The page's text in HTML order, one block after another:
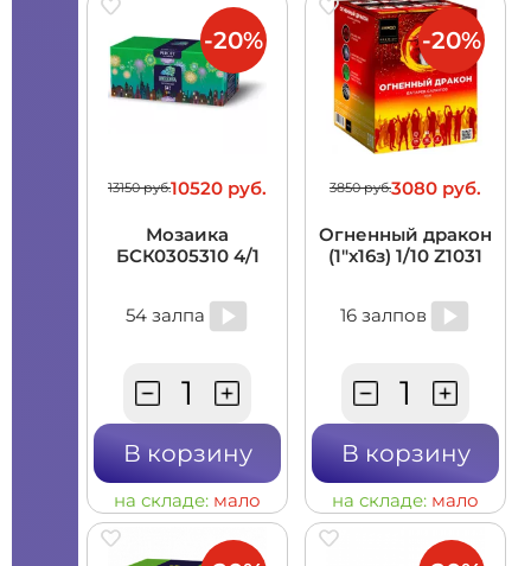
13150 руб.10520 руб.
Мозаика
БСК0305310 4/1
54 залпа
В корзину
на складе: мало
-20%
3850 руб.3080 руб.
Огненный дракон
(1"х16з) 1/10 Z1031
16 залпов
В корзину
на складе: мало
-20%